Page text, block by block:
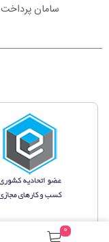
سامان پرداخت
0